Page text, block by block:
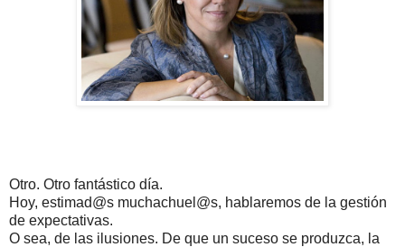
Otro. Otro fantástico día.
Hoy, estimad@s muchachuel@s, hablaremos de la gestión
de expectativas.
O sea, de las ilusiones. De que un suceso se produzca, la